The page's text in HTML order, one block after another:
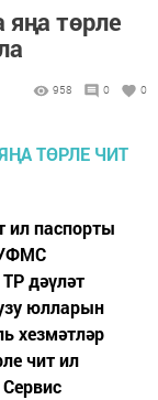
төрле
958 0 0
ил паспорты
УФМС
дәүләт
юлларын
хезмәтләр
чит ил